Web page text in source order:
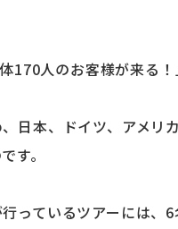
170人のお客様が来る！
日本、ドイツ、アメリ
す。
っているツアーには、